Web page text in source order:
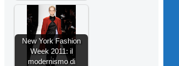
New York Fashion
Week 2011: il
modernismo di